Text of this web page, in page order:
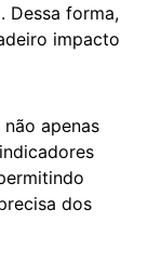
Dessa forma,
impacto
apenas
dos